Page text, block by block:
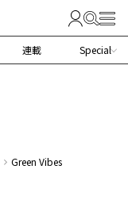
連載 Special
Green Vibes